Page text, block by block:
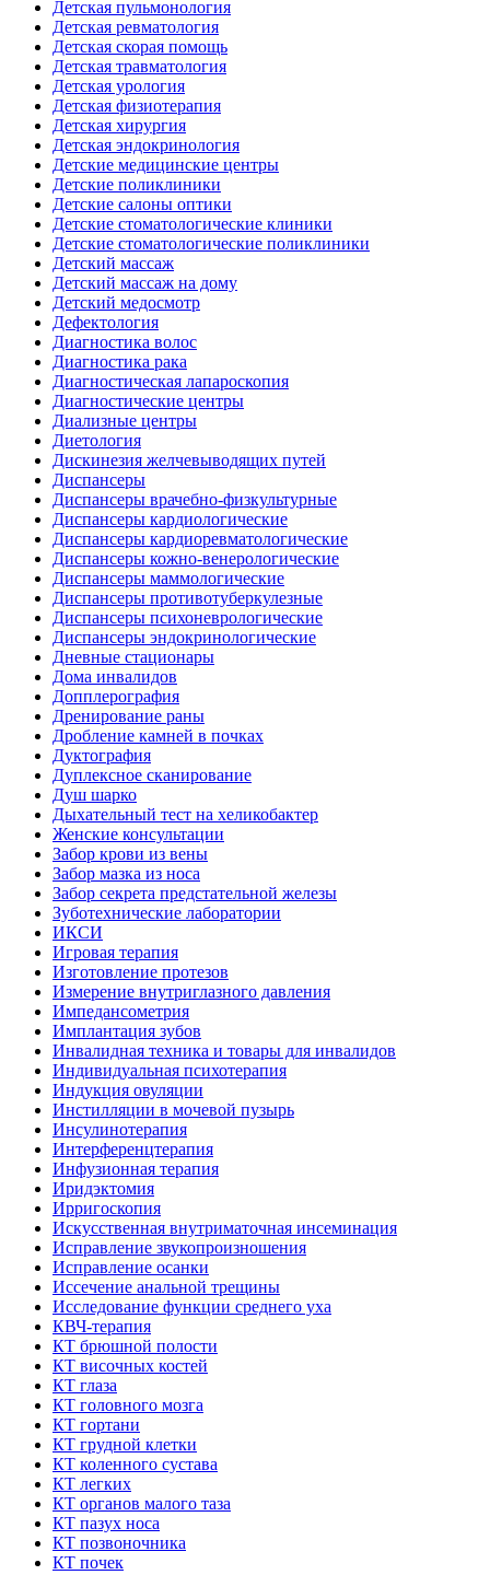
Детская пульмонология
Детская ревматология
Детская скорая помощь
Детская травматология
Детская урология
Детская физиотерапия
Детская хирургия
Детская эндокринология
Детские медицинские центры
Детские поликлиники
Детские салоны оптики
Детские стоматологические клиники
Детские стоматологические поликлиники
Детский массаж
Детский массаж на дому
Детский медосмотр
Дефектология
Диагностика волос
Диагностика рака
Диагностическая лапароскопия
Диагностические центры
Диализные центры
Диетология
Дискинезия желчевыводящих путей
Диспансеры
Диспансеры врачебно-физкультурные
Диспансеры кардиологические
Диспансеры кардиоревматологические
Диспансеры кожно-венерологические
Диспансеры маммологические
Диспансеры противотуберкулезные
Диспансеры психоневрологические
Диспансеры эндокринологические
Дневные стационары
Дома инвалидов
Допплерография
Дренирование раны
Дробление камней в почках
Дуктография
Дуплексное сканирование
Душ шарко
Дыхательный тест на хеликобактер
Женские консультации
Забор крови из вены
Забор мазка из носа
Забор секрета предстательной железы
Зуботехнические лаборатории
ИКСИ
Игровая терапия
Изготовление протезов
Измерение внутриглазного давления
Импедансометрия
Имплантация зубов
Инвалидная техника и товары для инвалидов
Индивидуальная психотерапия
Индукция овуляции
Инстилляции в мочевой пузырь
Инсулинотерапия
Интерференцтерапия
Инфузионная терапия
Иридэктомия
Ирригоскопия
Искусственная внутриматочная инсеминация
Исправление звукопроизношения
Исправление осанки
Иссечение анальной трещины
Исследование функции среднего уха
КВЧ-терапия
КТ брюшной полости
КТ височных костей
КТ глаза
КТ головного мозга
КТ гортани
КТ грудной клетки
КТ коленного сустава
КТ легких
КТ органов малого таза
КТ пазух носа
КТ позвоночника
КТ почек